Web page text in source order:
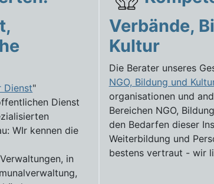
Dienst"
Dienst
WIr kennen die
in
Verbände,
Kultur
Die Berater unseres
NGO, Bildung und
organi­sati­onen und
Bereichen NGO,
den Bedarfen dieser
Weiterbildung und
bestens vertraut - wir